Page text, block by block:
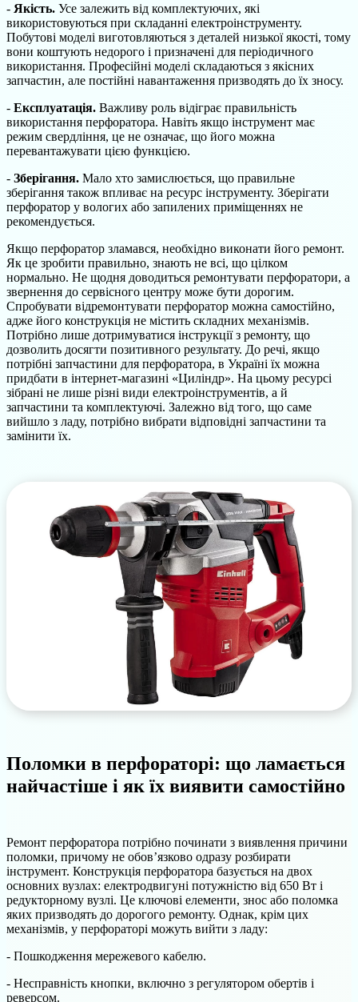
- Якість. Усе залежить від комплектуючих, які
використовуються при складанні електроінструменту.
Побутові моделі виготовляються з деталей низької якості, тому
вони коштують недорого і призначені для періодичного
використання. Професійні моделі складаються з якісних
запчастин, але постійні навантаження призводять до їх зносу.
- Експлуатація. Важливу роль відіграє правильність
використання перфоратора. Навіть якщо інструмент має
режим свердління, це не означає, що його можна
перевантажувати цією функцією.
- Зберігання. Мало хто замислюється, що правильне
зберігання також впливає на ресурс інструменту. Зберігати
перфоратор у вологих або запилених приміщеннях не
рекомендується.
Якщо перфоратор зламався, необхідно виконати його ремонт.
Як це зробити правильно, знають не всі, що цілком
нормально. Не щодня доводиться ремонтувати перфоратори, а
звернення до сервісного центру може бути дорогим.
Спробувати відремонтувати перфоратор можна самостійно,
адже його конструкція не містить складних механізмів.
Потрібно лише дотримуватися інструкції з ремонту, що
дозволить досягти позитивного результату. До речі, якщо
потрібні запчастини для перфоратора, в Україні їх можна
придбати в інтернет-магазині «Циліндр». На цьому ресурсі
зібрані не лише різні види електроінструментів, а й
запчастини та комплектуючі. Залежно від того, що саме
вийшло з ладу, потрібно вибрати відповідні запчастини та
замінити їх.
Поломки в перфораторі: що ламається
найчастіше і як їх виявити самостійно
Ремонт перфоратора потрібно починати з виявлення причини
поломки, причому не обов’язково одразу розбирати
інструмент. Конструкція перфоратора базується на двох
основних вузлах: електродвигуні потужністю від 650 Вт і
редукторному вузлі. Це ключові елементи, знос або поломка
яких призводять до дорогого ремонту. Однак, крім цих
механізмів, у перфораторі можуть вийти з ладу:
- Пошкодження мережевого кабелю.
- Несправність кнопки, включно з регулятором обертів і
реверсом.